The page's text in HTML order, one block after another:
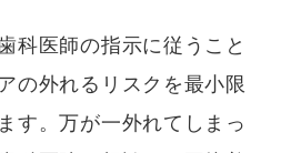
科医師の指示に従うこと
の外れるリスクを最小限
す。万が一外れてしまっ